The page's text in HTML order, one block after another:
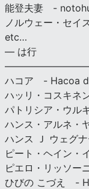
能登夫妻 -
ノルウェー・セ
etc…
— は行
ハコア - Hacoa
ハッリ・コスキ
パトリシア・ウ
ハンス・アルネ
ハンス Ｊ ウェグ
ピート・ヘイン
ピエロ・リッソ
ひびの こづえ -